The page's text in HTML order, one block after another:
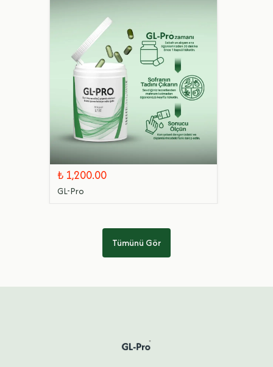
₺ 1,200.00
GL-Pro
Tümünü Gör